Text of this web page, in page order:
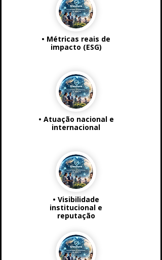
• Métricas reais de
impacto (ESG)
• Atuação nacional e
internacional
• Visibilidade
institucional e
reputação